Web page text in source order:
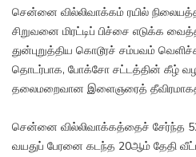
சென்னை வில்லிவாக்கம் ரயில்
சிறுவனை மிரட்டிப் பிச்சை எடுக்க
துன்புறுத்திய கொடூரச் சம்பவம்
தொடர்பாக, போக்சோ சட்டத்தின் கீழ்
தலைமறைவான இளைஞரைத் தீவிரமாகத்
சென்னை வில்லிவாக்கத்தைச் சேர்ந்த 52
வயதுப் பேரனை கடந்த 20ஆம் தேதி